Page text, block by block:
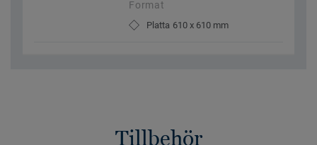
Format
Platta 610 x 610 mm
Tillbehör